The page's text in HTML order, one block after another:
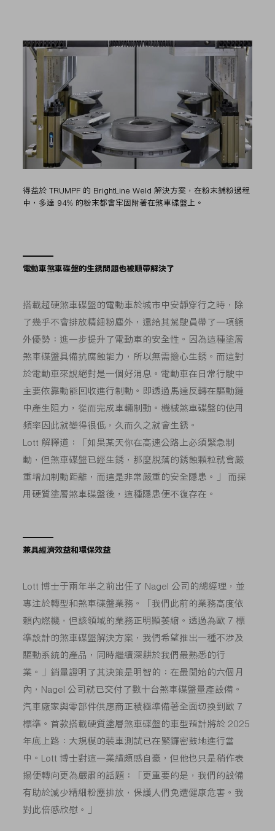
得益於 TRUMPF 的 BrightLine Weld 解決方案，在粉末鋪粉過程
中，多達 94% 的粉末都會牢固附著在煞車碟盤上。
電動車煞車碟盤的生銹問題也被順帶解決了
搭載超硬煞車碟盤的電動車於城市中安靜穿行之時，除
了幾乎不會排放精細粉塵外，還給其駕駛員帶了一項額
外優勢：進一步提升了電動車的安全性。因為這種塗層
煞車碟盤具備抗腐蝕能力，所以無需擔心生銹。而這對
於電動車來說絕對是一個好消息。電動車在日常行駛中
主要依靠動能回收進行制動。即透過馬達反轉在驅動鏈
中產生阻力，從而完成車輛制動。機械煞車碟盤的使用
頻率因此就變得很低，久而久之就會生銹。
Lott 解釋道：「如果某天你在高速公路上必須緊急制
動，但煞車碟盤已經生銹，那麼脫落的銹蝕顆粒就會嚴
重增加制動距離，而這是非常嚴重的安全隱患。」 而採
用硬質塗層煞車碟盤後，這種隱患便不復存在。
兼具經濟效益和環保效益
Lott 博士于兩年半之前出任了 Nagel 公司的總經理，並
專注於轉型和煞車碟盤業務。「我們此前的業務高度依
賴內燃機，但該領域的業務正明顯萎縮。透過為歐 7 標
準設計的煞車碟盤解決方案，我們希望推出一種不涉及
驅動系統的產品，同時繼續深耕於我們最熟悉的行
業。」銷量證明了其決策是明智的：在最開始的六個月
內，Nagel 公司就已交付了數十台煞車碟盤量產設備。
汽車廠家與零部件供應商正積極準備著全面切換到歐 7
標準。首款搭載硬質塗層煞車碟盤的車型預計將於 2025
年底上路：大規模的裝車測試已在緊鑼密鼓地進行當
中。Lott 博士對這一業績頗感自豪，但他也只是稍作表
揚便轉向更為嚴肅的話題：「更重要的是，我們的設備
有助於減少精細粉塵排放，保護人們免遭健康危害。我
對此倍感欣慰。」